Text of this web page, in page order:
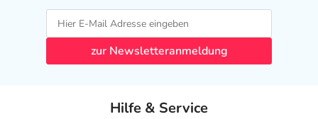
zur Newsletteranmeldung
Hilfe & Service